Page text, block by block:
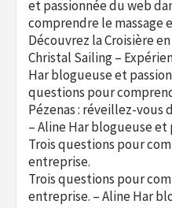
et passionnée du web
comprendre le massage
Découvrez la Croisière
Christal Sailing –
Har blogueuse et
questions pour
Pézenas : réveillez-vous
– Aline Har blogueuse et
Trois questions pour
entreprise.
Trois questions pour
entreprise. – Aline Har